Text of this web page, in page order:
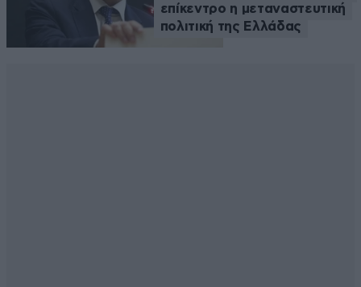
επίκεντρο η μεταναστευτική
πολιτική της Ελλάδας